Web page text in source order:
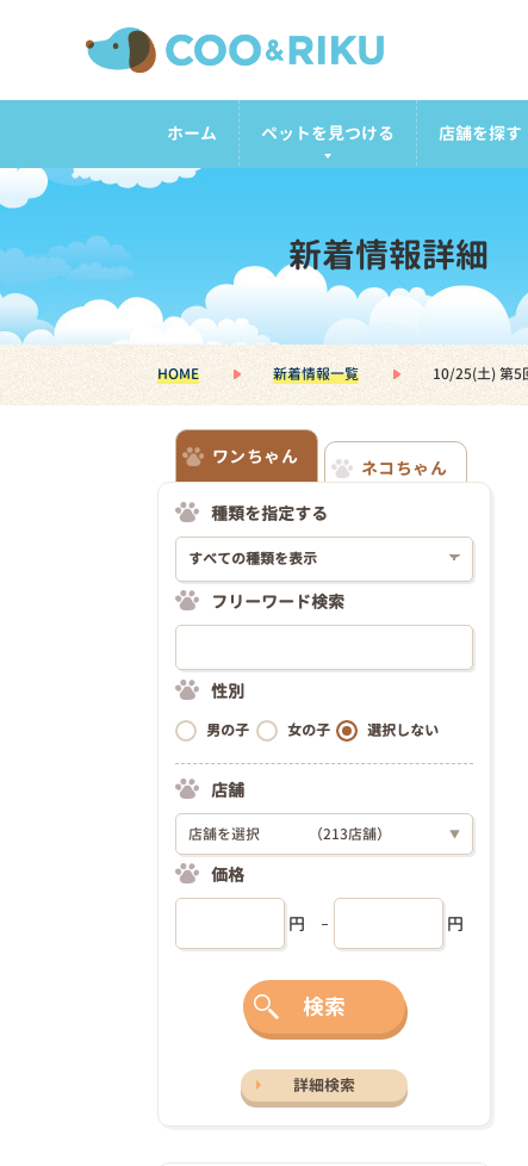
ホーム ペットを見つける 店舗を探す
新着情報詳細
HOME 新着情報一覧 10/25(土) 第5
ワンちゃん
ネコちゃん
種類を指定する
フリーワード検索
性別
男の子 女の子 選択しない
店舗
店舗を選択 （213店舗） ▼
価格
円 円
検索
詳細検索